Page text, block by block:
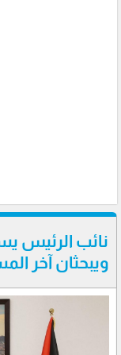
نائب الرئيس
ويبحثان آخر